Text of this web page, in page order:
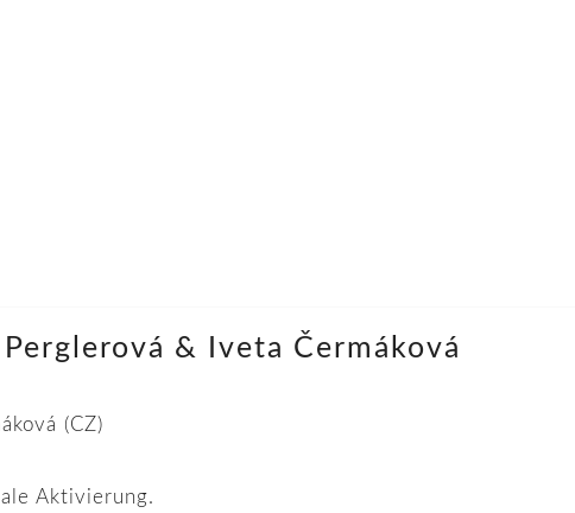
& Iveta Čermáková
(CZ)
Aktivierung.